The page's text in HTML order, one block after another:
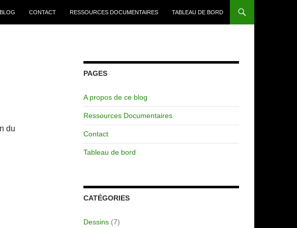
CONTACT RESSOURCES DOCUMENTAIRES TABLEAU DE BORD
du
PAGES
A propos de ce blog
Ressources Documentaires
Contact
Tableau de bord
CATÉGORIES
Dessins (7)